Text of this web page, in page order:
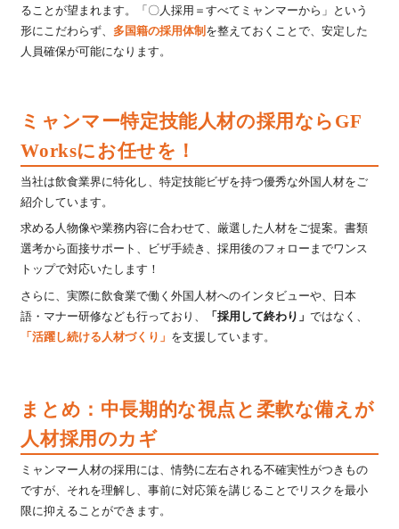
ることが望まれます。「〇人採用＝すべてミャンマーから」という
形にこだわらず、 多国籍の採用体制 を整えておくことで、安定した
人員確保が可能になります。
ミャンマー特定技能人材の採用ならGF
Worksにお任せを！
当社は飲食業界に特化し、特定技能ビザを持つ優秀な外国人材をご
紹介しています。
求める人物像や業務内容に合わせて、厳選した人材をご提案。書類
選考から面接サポート、ビザ手続き、採用後のフォローまでワンス
トップで対応いたします！
さらに、実際に飲食業で働く外国人材へのインタビューや、日本
語・マナー研修なども行っており、
「採用して終わり」ではなく、
「活躍し続ける人材づくり」 を支援しています。
まとめ：中長期的な視点と柔軟な備えが
人材採用のカギ
ミャンマー人材の採用には、情勢に左右される不確実性がつきもの
ですが、それを理解し、事前に対応策を講じることでリスクを最小
限に抑えることができます。